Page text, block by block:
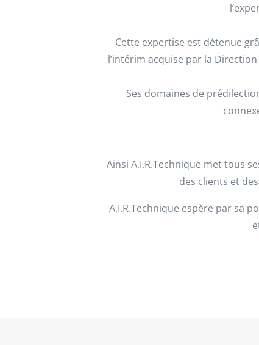
Cette expertise est détenue
l’intérim acquise par la
Ses domaines de
Ainsi A.I.R.Technique met tous
des clients et
A.I.R.Technique espère par sa